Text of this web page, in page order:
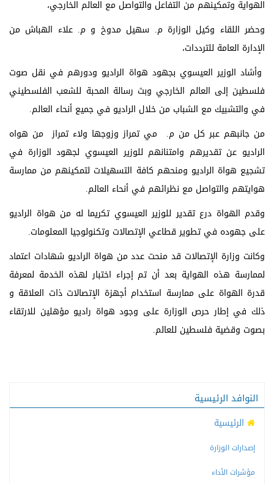
الهواية وتمكينهم من التفاعل والتواصل مع العالم الخارجي،
وحضر اللقاء وكيل الوزارة م. سهيل مدوخ و م. علاء الهباش من
الإدارة العامة للترددات،
وأشاد الوزير العيسوي بجهود هواة الراديو ودورهم في نقل صوت
فلسطين إلى العالم الخارجي وبث رسالة المحبة للشعب الفلسطيني
في والتشبيك مع الشباب من خلال الراديو في جميع أنحاء العالم.
من جانبهم عبر كل من م. مي تمراز وزوجها ولاء تمراز من هواه
الراديو عن تقديرهم وامتنانهم للوزير العيسوي لجهود الوزارة في
تشجيع هواة الراديو ومنحهم كافة التسهيلات لتمكينهم من ممارسة
هوايتهم والتواصل مع نظرائهم في أنحاء العالم.
وقدم الهواة درع تقدير للوزير العيسوي تكريما له من هواة الراديو
على جهوده في تطوير قطاعي الإتصالات وتكنولوجيا المعلومات.
وكانت وزارة الإتصالات قد منحت عدد من هواة الراديو شهادات اعتماد
لممارسة هذه الهواية بعد أن تم إجراء اختبار لهذه الخدمة لمعرفة
قدرة الهواة على ممارسة استخدام أجهزة الإتصالات ذات العلاقة و
ذلك في إطار حرص الوزارة على وجود هواة راديو مؤهلين للارتقاء
بصوت وقضية فلسطين للعالم.
النوافد الرئيسية
الرئيسية
إصدارات الوزارة
مؤشرات الأداء